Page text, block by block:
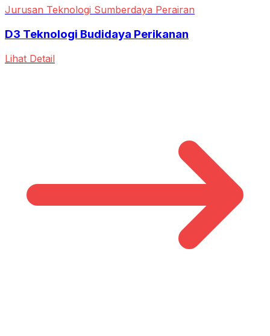
Jurusan Teknologi Sumberdaya Perairan
D3 Teknologi Budidaya Perikanan
Lihat Detail